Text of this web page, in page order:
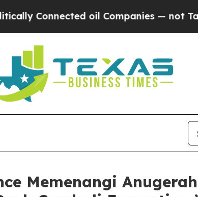
oil Companies — not Taxpayers —
Memenangi